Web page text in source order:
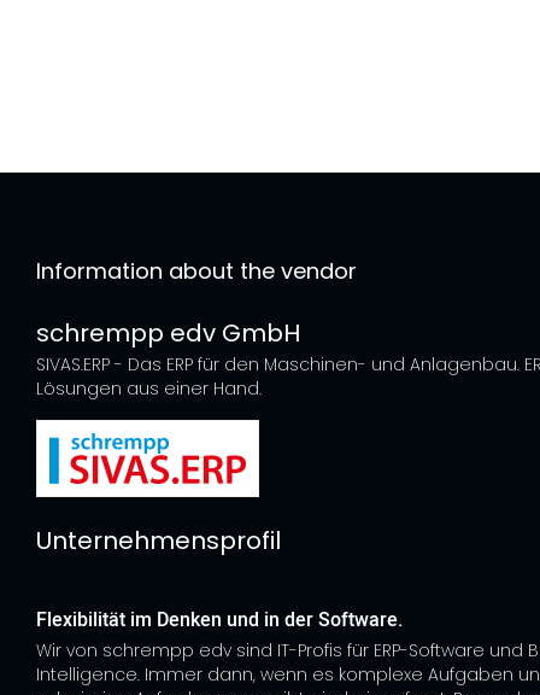
Information about the vendor
schrempp edv GmbH
SIVAS.ERP - Das ERP für den Maschinen- und Anlagenbau.
Lösungen aus einer Hand.
Unternehmensprofil
Flexibilität im Denken und in der Software.
Wir von schrempp edv sind IT-Profis für ERP-Software und
Intelligence. Immer dann, wenn es komplexe Aufgaben